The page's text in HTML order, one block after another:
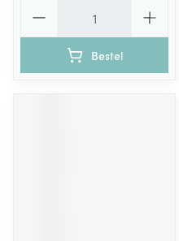
Bestel